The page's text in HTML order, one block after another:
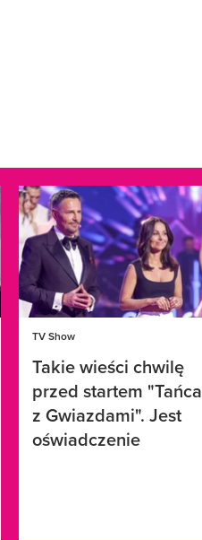
TV Show
Takie wieści chwilę
przed startem "Tańca
z Gwiazdami". Jest
oświadczenie